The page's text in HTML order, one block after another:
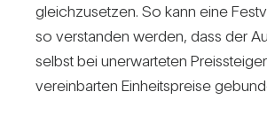
gleich­zu­setzen. So kann eine
so ver­standen werden, dass der
selbst bei uner­war­teten
ver­ein­barten Ein­heits­preise